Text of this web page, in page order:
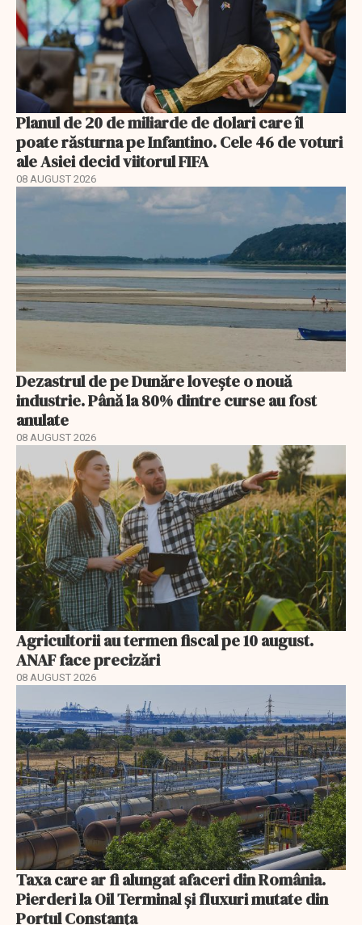
Planul de 20 de miliarde de dolari care îl
poate răsturna pe Infantino. Cele 46 de voturi
ale Asiei decid viitorul FIFA
08 AUGUST 2026
Dezastrul de pe Dunăre lovește o nouă
industrie. Până la 80% dintre curse au fost
anulate
08 AUGUST 2026
Agricultorii au termen fiscal pe 10 august.
ANAF face precizări
08 AUGUST 2026
Taxa care ar fi alungat afaceri din România.
Pierderi la Oil Terminal și fluxuri mutate din
Portul Constanța